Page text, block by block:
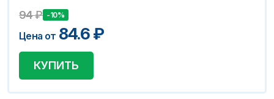
94₽ -10%
Цена от 84.6₽
КУПИТЬ